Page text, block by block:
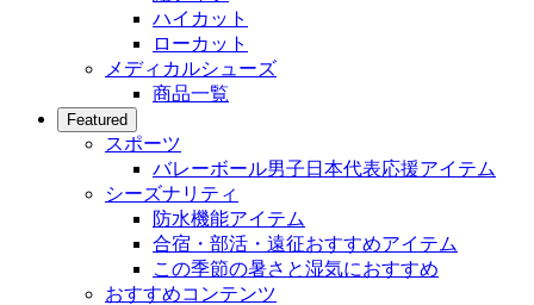
ハイカット
ローカット
メディカルシューズ
商品一覧
Featured
スポーツ
バレーボール男子日本代表応援アイテム
シーズナリティ
防水機能アイテム
合宿・部活・遠征おすすめアイテム
この季節の暑さと湿気におすすめ
おすすめコンテンツ